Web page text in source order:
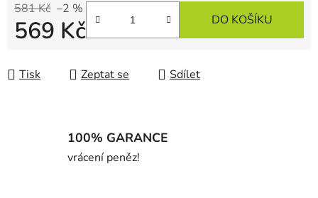
581 Kč –2 %
569 Kč DO KOŠÍKU
Tisk Zeptat se Sdílet
100% GARANCE
vrácení peněz!